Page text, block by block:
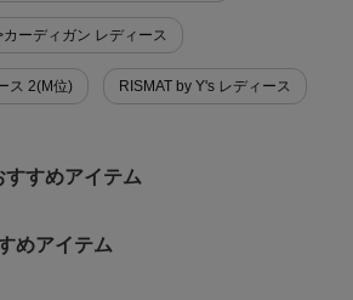
ーディガン レディース
ス 2(M位) RISMAT by Y's レディース
すめアイテム
めアイテム